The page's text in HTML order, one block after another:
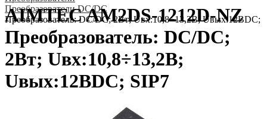
Преобразователи DC/DC
Преобразователь: DC/DC; 2Вт; Uвх:10,8÷13,2В; Uвых:12ВDC;
AIMTEC AM2DS-1212D-NZ
Преобразователь: DC/DC;
2Вт; Uвх:10,8÷13,2В;
Uвых:12ВDC; SIP7